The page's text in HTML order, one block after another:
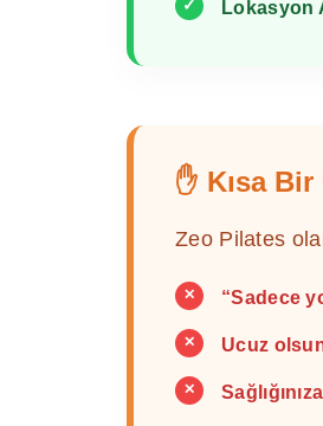
✓ Lokasyon
✋ Kısa
Zeo Pilates
✕ “Sadece
✕ Ucuz
✕